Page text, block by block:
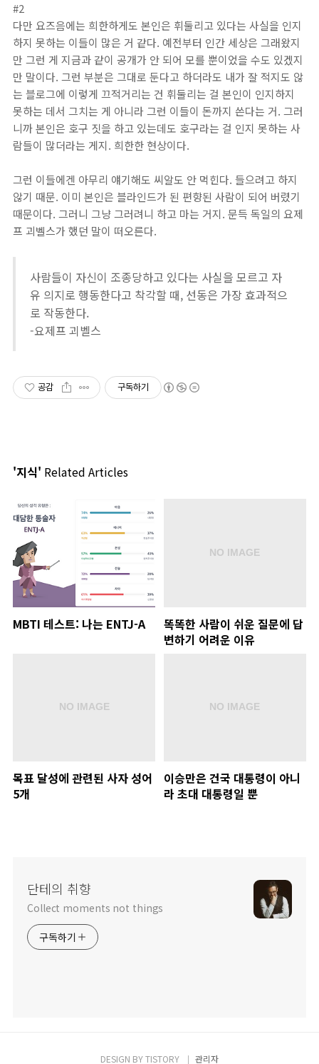
#2
다만 요즈음에는 희한하게도 본인은 휘둘리고 있다는 사실을 인지
하지 못하는 이들이 많은 거 같다. 예전부터 인간 세상은 그래왔지
만 그런 게 지금과 같이 공개가 안 되어 모를 뿐이었을 수도 있겠지
만 말이다. 그런 부분은 그대로 둔다고 하더라도 내가 잘 적지도 않
는 블로그에 이렇게 끄적거리는 건 휘둘리는 걸 본인이 인지하지
못하는 데서 그치는 게 아니라 그런 이들이 돈까지 쓴다는 거. 그러
니까 본인은 호구 짓을 하고 있는데도 호구라는 걸 인지 못하는 사
람들이 많더라는 게지. 희한한 현상이다.
그런 이들에겐 아무리 얘기해도 씨알도 안 먹힌다. 들으려고 하지
않기 때문. 이미 본인은 블라인드가 된 편향된 사람이 되어 버렸기
때문이다. 그러니 그냥 그러려니 하고 마는 거지. 문득 독일의 요제
프 괴벨스가 했던 말이 떠오른다.
사람들이 자신이 조종당하고 있다는 사실을 모르고 자
유 의지로 행동한다고 착각할 때, 선동은 가장 효과적으
로 작동한다.
-요제프 괴벨스
공감 구독하기
'지식' Related Articles
MBTI 테스트: 나는 ENTJ-A
똑똑한 사람이 쉬운 질문에 답
변하기 어려운 이유
목표 달성에 관련된 사자 성어
5개
이승만은 건국 대통령이 아니
라 초대 대통령일 뿐
단테의 취향
Collect moments not things
구독하기
DESIGN BYTISTORY 관리자